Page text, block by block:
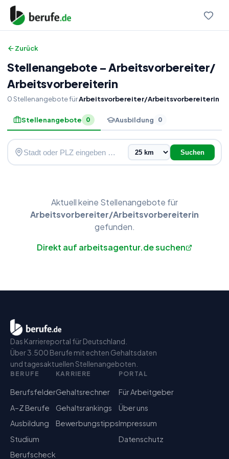
Zurück
Stellenangebote –Arbeitsvorbereiter/
Arbeitsvorbereiterin
0StellenangebotefürArbeitsvorbereiter/Arbeitsvorbereiterin
Stellenangebote 0 Ausbildung 0
Suchen
Aktuell keine Stellenangebote für
Arbeitsvorbereiter/Arbeitsvorbereiterin
gefunden.
Direkt auf arbeitsagentur.de suchen
Das Karriereportal für Deutschland.
Über 3.500 Berufe mit echten Gehaltsdaten
und tagesaktuellen Stellenangeboten.
BERUFE
Berufsfelder
A–Z Berufe
Ausbildung
Studium
Berufscheck
KARRIERE
Gehaltsrechner
Gehaltsrankings
Bewerbungstipps
PORTAL
Für Arbeitgeber
Über uns
Impressum
Datenschutz